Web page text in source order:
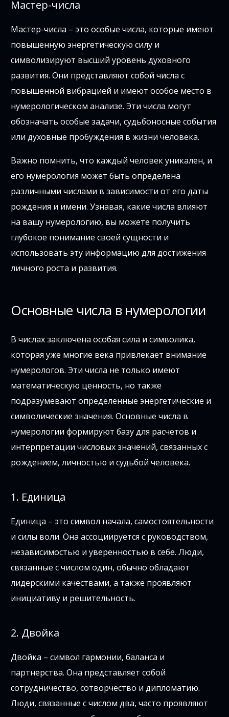
Мастер-числа
Мастер-числа – это особые числа, которые имеют
повышенную энергетическую силу и
символизируют высший уровень духовного
развития. Они представляют собой числа с
повышенной вибрацией и имеют особое место в
нумерологическом анализе. Эти числа могут
обозначать особые задачи, судьбоносные события
или духовные пробуждения в жизни человека.
Важно помнить, что каждый человек уникален, и
его нумерология может быть определена
различными числами в зависимости от его даты
рождения и имени. Узнавая, какие числа влияют
на вашу нумерологию, вы можете получить
глубокое понимание своей сущности и
использовать эту информацию для достижения
личного роста и развития.
Основные числа в нумерологии
В числах заключена особая сила и символика,
которая уже многие века привлекает внимание
нумерологов. Эти числа не только имеют
математическую ценность, но также
подразумевают определенные энергетические и
символические значения. Основные числа в
нумерологии формируют базу для расчетов и
интерпретации числовых значений, связанных с
рождением, личностью и судьбой человека.
1. Единица
Единица – это символ начала, самостоятельности
и силы воли. Она ассоциируется с руководством,
независимостью и уверенностью в себе. Люди,
связанные с числом один, обычно обладают
лидерскими качествами, а также проявляют
инициативу и решительность.
2. Двойка
Двойка – символ гармонии, баланса и
партнерства. Она представляет собой
сотрудничество, сотворчество и дипломатию.
Люди, связанные с числом два, часто проявляют